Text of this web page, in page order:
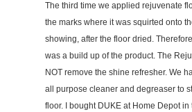
The third time we applied rejuvenate
the marks where it was squirted onto
showing, after the floor dried.
was a build up of the product. The
NOT remove the shine refresher. We
all purpose cleaner and degreaser to
floor. I bought DUKE at Home Depot